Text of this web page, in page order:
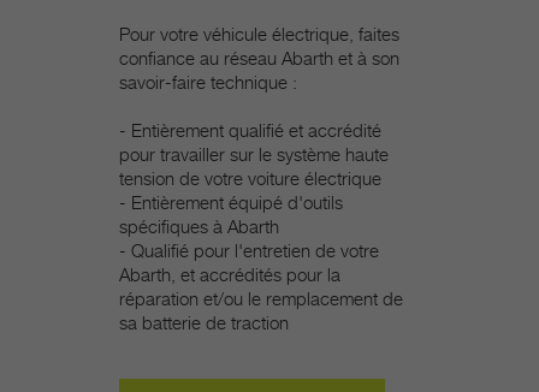
Pour votre véhicule électrique, faites
confiance au réseau Abarth et à son
savoir-faire technique :
- Entièrement qualifié et accrédité
pour travailler sur le système haute
tension de votre voiture électrique
- Entièrement équipé d'outils
spécifiques à Abarth
- Qualifié pour l'entretien de votre
Abarth, et accrédités pour la
réparation et/ou le remplacement de
sa batterie de traction